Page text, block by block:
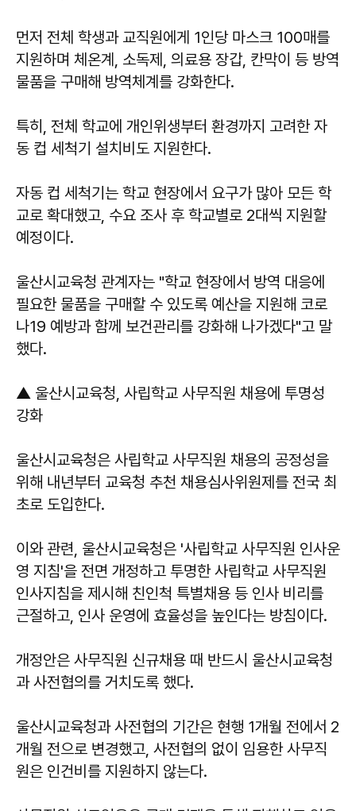
먼저 전체 학생과 교직원에게 1인당 마스크 100매를
지원하며 체온계, 소독제, 의료용 장갑, 칸막이 등 방역
물품을 구매해 방역체계를 강화한다.
특히, 전체 학교에 개인위생부터 환경까지 고려한 자
동 컵 세척기 설치비도 지원한다.
자동 컵 세척기는 학교 현장에서 요구가 많아 모든 학
교로 확대했고, 수요 조사 후 학교별로 2대씩 지원할
예정이다.
울산시교육청 관계자는 "학교 현장에서 방역 대응에
필요한 물품을 구매할 수 있도록 예산을 지원해 코로
나19 예방과 함께 보건관리를 강화해 나가겠다"고 말
했다.
▲ 울산시교육청, 사립학교 사무직원 채용에 투명성
강화
울산시교육청은 사립학교 사무직원 채용의 공정성을
위해 내년부터 교육청 추천 채용심사위원제를 전국 최
초로 도입한다.
이와 관련, 울산시교육청은 '사립학교 사무직원 인사운
영 지침'을 전면 개정하고 투명한 사립학교 사무직원
인사지침을 제시해 친인척 특별채용 등 인사 비리를
근절하고, 인사 운영에 효율성을 높인다는 방침이다.
개정안은 사무직원 신규채용 때 반드시 울산시교육청
과 사전협의를 거치도록 했다.
울산시교육청과 사전협의 기간은 현행 1개월 전에서 2
개월 전으로 변경했고, 사전협의 없이 임용한 사무직
원은 인건비를 지원하지 않는다.